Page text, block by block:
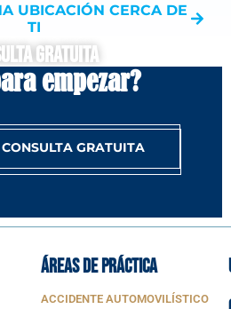
UBICACIÓN CERCA DE
TI
Gratuita
empezar?
GRATUITA
ÁREAS DE PRÁCTICA
ACCIDENTE AUTOMOVILÍSTICO